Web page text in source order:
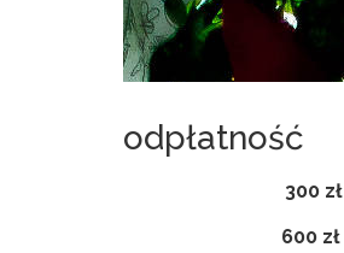
odpłatność
300 zł
600 zł